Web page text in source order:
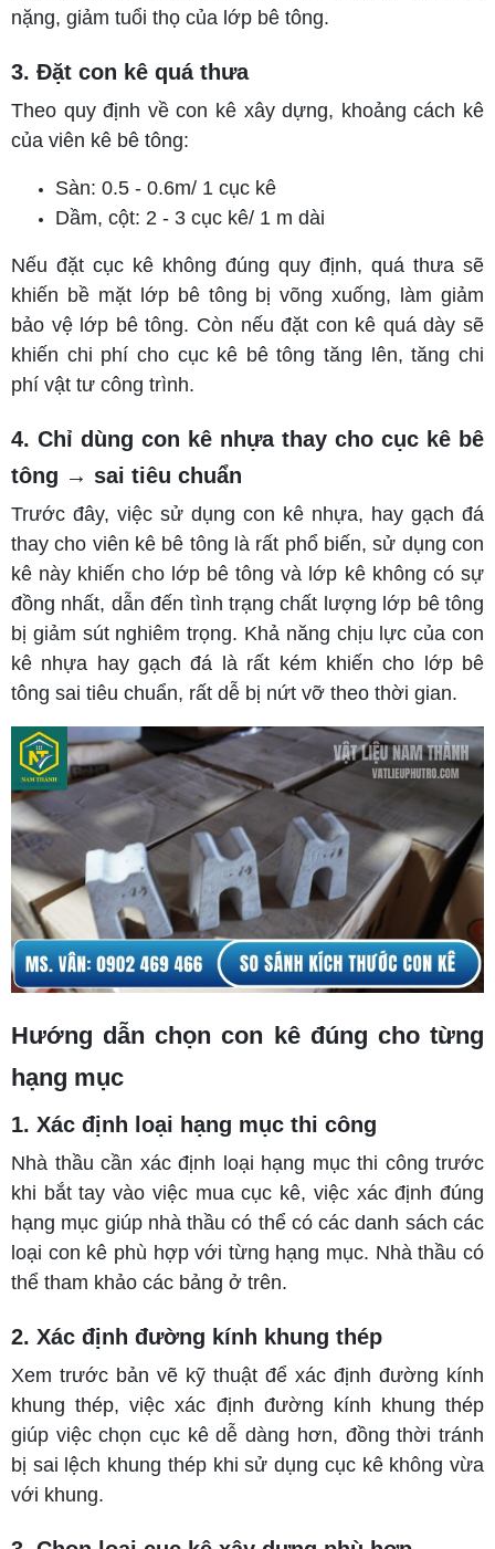
nặng, giảm tuổi thọ của lớp bê tông.
3. Đặt con kê quá thưa
Theo quy định về con kê xây dựng, khoảng cách kê
của viên kê bê tông:
Sàn: 0.5 - 0.6m/ 1 cục kê
Dầm, cột: 2 - 3 cục kê/ 1 m dài
Nếu đặt cục kê không đúng quy định, quá thưa sẽ
khiến bề mặt lớp bê tông bị võng xuống, làm giảm
bảo vệ lớp bê tông. Còn nếu đặt con kê quá dày sẽ
khiến chi phí cho cục kê bê tông tăng lên, tăng chi
phí vật tư công trình.
4. Chỉ dùng con kê nhựa thay cho cục kê bê
tông → sai tiêu chuẩn
Trước đây, việc sử dụng con kê nhựa, hay gạch đá
thay cho viên kê bê tông là rất phổ biến, sử dụng con
kê này khiến cho lớp bê tông và lớp kê không có sự
đồng nhất, dẫn đến tình trạng chất lượng lớp bê tông
bị giảm sút nghiêm trọng. Khả năng chịu lực của con
kê nhựa hay gạch đá là rất kém khiến cho lớp bê
tông sai tiêu chuẩn, rất dễ bị nứt vỡ theo thời gian.
Hướng dẫn chọn con kê đúng cho từng
hạng mục
1. Xác định loại hạng mục thi công
Nhà thầu cần xác định loại hạng mục thi công trước
khi bắt tay vào việc mua cục kê, việc xác định đúng
hạng mục giúp nhà thầu có thể có các danh sách các
loại con kê phù hợp với từng hạng mục. Nhà thầu có
thể tham khảo các bảng ở trên.
2. Xác định đường kính khung thép
Xem trước bản vẽ kỹ thuật để xác định đường kính
khung thép, việc xác định đường kính khung thép
giúp việc chọn cục kê dễ dàng hơn, đồng thời tránh
bị sai lệch khung thép khi sử dụng cục kê không vừa
với khung.